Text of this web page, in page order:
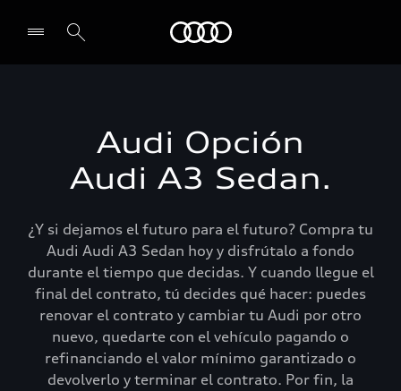
Audi Opción
Audi A3 Sedan.
¿Y si dejamos el futuro para el futuro? Compra tu
Audi Audi A3 Sedan hoy y disfrútalo a fondo
durante el tiempo que decidas. Y cuando llegue el
final del contrato, tú decides qué hacer: puedes
renovar el contrato y cambiar tu Audi por otro
nuevo, quedarte con el vehículo pagando o
refinanciando el valor mínimo garantizado o
devolverlo y terminar el contrato. Por fin, la